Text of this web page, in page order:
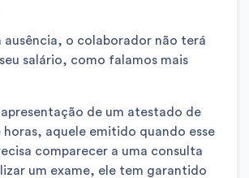
ausência, o colaborador não terá
salário, como falamos mais
de um atestado de
aquele emitido quando esse
comparecer a uma consulta
um exame, ele tem garantido